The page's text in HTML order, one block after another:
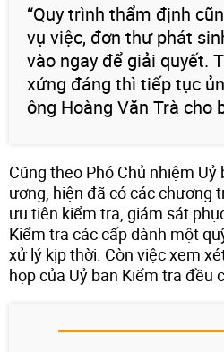
“Quy trình thẩm định
vụ việc, đơn thư phát
vào ngay để giải quyết.
xứng đáng thì tiếp tục
ông Hoàng Văn Trà cho
Cũng theo Phó Chủ nhiệm Uỷ
ương, hiện đã có các chương
ưu tiên kiểm tra, giám sát
Kiểm tra các cấp dành một
xử lý kịp thời. Còn việc xem
họp của Uỷ ban Kiểm tra đều